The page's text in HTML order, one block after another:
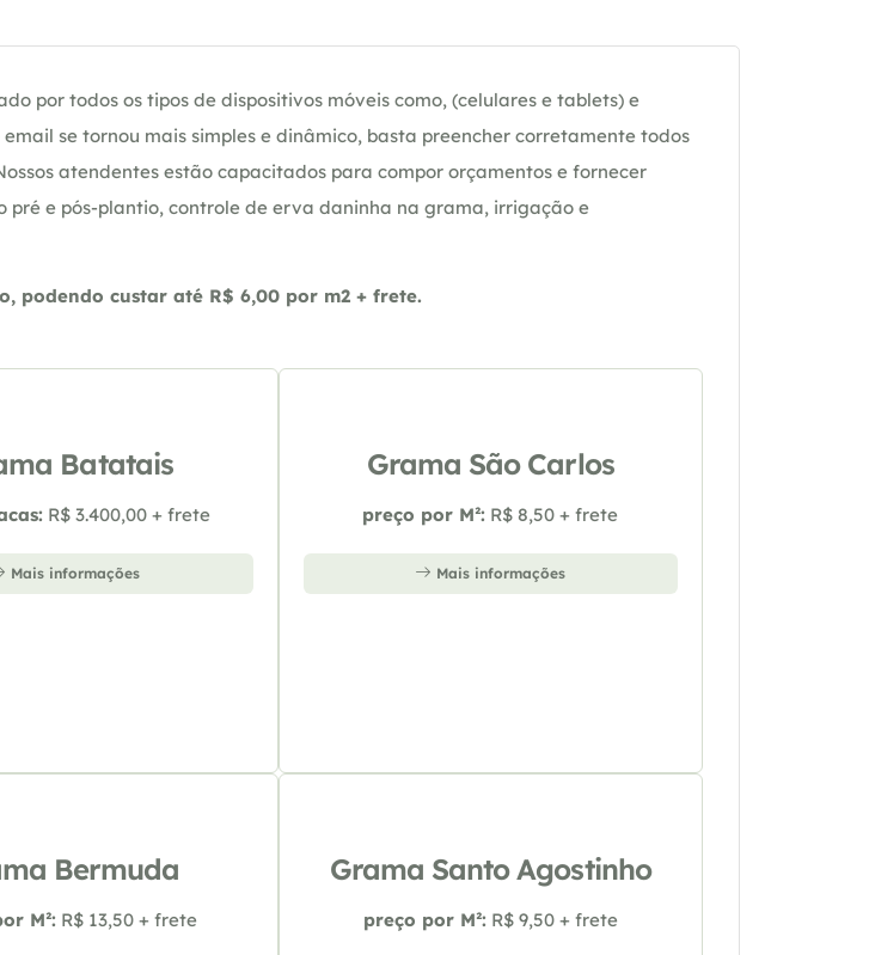
por todos os tipos de dispositivos móveis como, (celulares e tablets) e
se tornou mais simples e dinâmico, basta preencher corretamente todos
atendentes estão capacitados para compor orçamentos e fornecer
e pós-plantio, controle de erva daninha na grama, irrigação e
podendo custar até R$ 6,00 por m2 + frete.
Batatais
R$ 3.400,00 + frete
Mais informações
Grama São Carlos
preço por M²: R$ 8,50 + frete
Mais informações
Bermuda
M²: R$ 13,50 + frete
Grama Santo Agostinho
preço por M²: R$ 9,50 + frete